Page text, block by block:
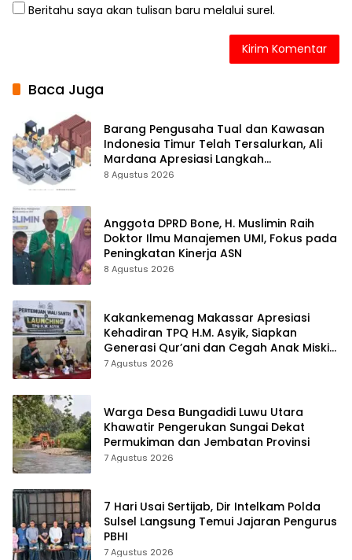
Beritahu saya akan tulisan baru melalui surel.
Baca Juga
Barang Pengusaha Tual dan Kawasan
Indonesia Timur Telah Tersalurkan, Ali
Mardana Apresiasi Langkah
Penyelesaian PT Afid Logistik dan PT
8 Agustus 2026
Anggota DPRD Bone, H. Muslimin Raih
Doktor Ilmu Manajemen UMI, Fokus pada
Peningkatan Kinerja ASN
8 Agustus 2026
Kakankemenag Makassar Apresiasi
Kehadiran TPQ H.M. Asyik, Siapkan
Generasi Qur’ani dan Cegah Anak Miskin
Spiritualitas
7 Agustus 2026
Warga Desa Bungadidi Luwu Utara
Khawatir Pengerukan Sungai Dekat
Permukiman dan Jembatan Provinsi
7 Agustus 2026
7 Hari Usai Sertijab, Dir Intelkam Polda
Sulsel Langsung Temui Jajaran Pengurus
PBHI
7 Agustus 2026